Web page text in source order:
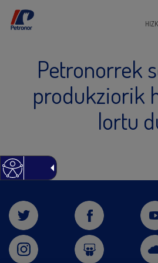
Petronorrek
produkziorik
lortu